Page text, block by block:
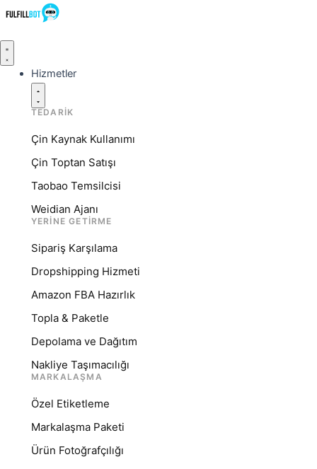
Hizmetler
TEDARIK
Çin Kaynak Kullanımı
Çin Toptan Satışı
Taobao Temsilcisi
Weidian Ajanı
YERINE GETIRME
Sipariş Karşılama
Dropshipping Hizmeti
Amazon FBA Hazırlık
Topla & Paketle
Depolama ve Dağıtım
Nakliye Taşımacılığı
MARKALAŞMA
Özel Etiketleme
Markalaşma Paketi
Ürün Fotoğrafçılığı